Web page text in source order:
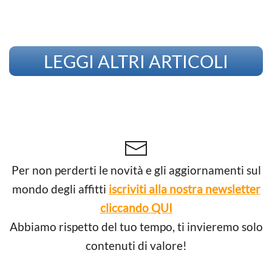
LEGGI ALTRI ARTICOLI
Per non perderti le novità e gli aggiornamenti sul
mondo degli affitti iscriviti alla nostra newsletter
cliccando QUI
Abbiamo rispetto del tuo tempo, ti invieremo solo
contenuti di valore!